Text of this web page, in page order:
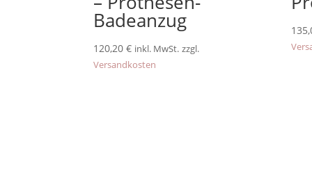
Badeanzug
120,20€ inkl. MwSt. zzgl.
Versandkosten